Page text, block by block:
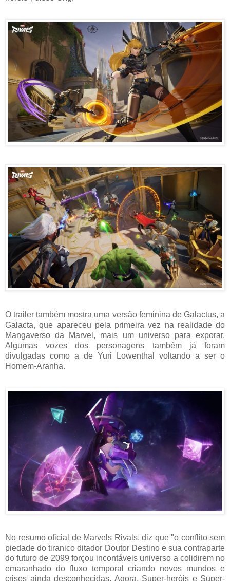
O trailer também mostra uma versão feminina de Galactus, a
Galacta, que apareceu pela primeira vez na realidade do
Mangaverso da Marvel, mais um universo para exporar.
Algumas vozes dos personagens também já foram
divulgadas como a de Yuri Lowenthal voltando a ser o
Homem-Aranha.
No resumo oficial de Marvels Rivals, diz que "o conflito sem
piedade do tiranico ditador Doutor Destino e sua contraparte
do futuro de 2099 forçou incontáveis universo a colidirem no
emaranhado do fluxo temporal criando novos mundos e
crises ainda desconhecidas. Agora, Super-heróis e Super-